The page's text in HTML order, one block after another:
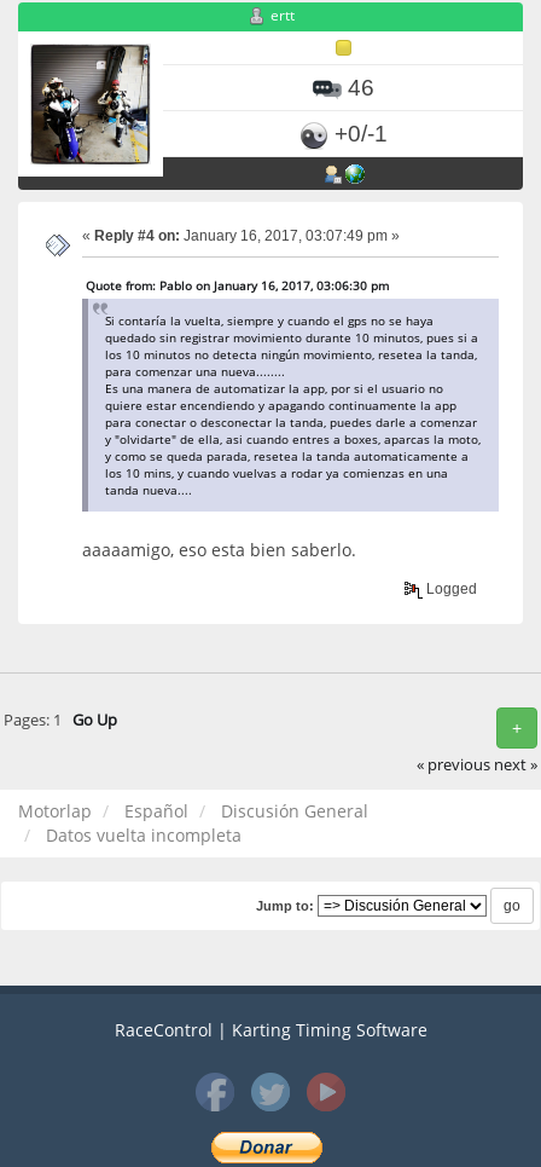
ertt
46
+0/-1
« Reply #4 on: January 16, 2017, 03:07:49 pm »
Quote from: Pablo on January 16, 2017, 03:06:30 pm
Si contaría la vuelta, siempre y cuando el gps no se haya
quedado sin registrar movimiento durante 10 minutos, pues si a
los 10 minutos no detecta ningún movimiento, resetea la tanda,
para comenzar una nueva........
Es una manera de automatizar la app, por si el usuario no
quiere estar encendiendo y apagando continuamente la app
para conectar o desconectar la tanda, puedes darle a comenzar
y "olvidarte" de ella, asi cuando entres a boxes, aparcas la moto,
y como se queda parada, resetea la tanda automaticamente a
los 10 mins, y cuando vuelvas a rodar ya comienzas en una
tanda nueva....
aaaaamigo, eso esta bien saberlo.
Logged
+
Pages: 1 Go Up
« previous next »
Motorlap Español
Discusión General
Datos vuelta incompleta
Jump to:
RaceControl | Karting Timing Software